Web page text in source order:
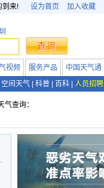
到来! 设为首页 加入收藏
视频 服务产品 中国天气通
空间天气 科普 百科 人员招聘
气查询：